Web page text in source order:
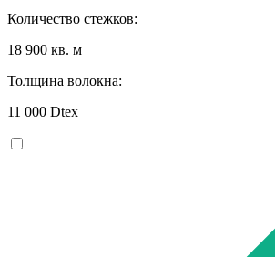
Количество стежков:
18 900 кв. м
Толщина волокна:
11 000 Dtex